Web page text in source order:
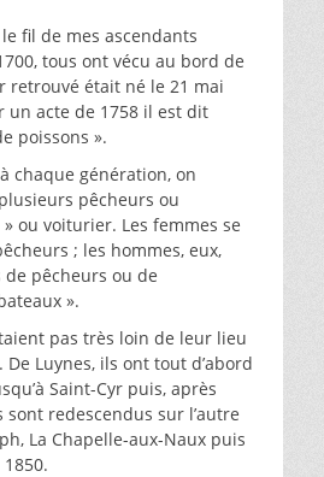
fil de mes ascendants
tous ont vécu au bord de
retrouvé était né le 21 mai
un acte de 1758 il est dit
poissons ».
chaque génération, on
pêcheurs ou
ou voiturier. Les femmes se
; les hommes, eux,
pêcheurs ou de
».
pas très loin de leur lieu
Luynes, ils ont tout d’abord
Saint-Cyr puis, après
sont redescendus sur l’autre
La Chapelle-aux-Naux puis